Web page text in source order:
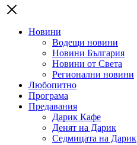
Новини
Водещи новини
Новини България
Новини от Света
Регионални новини
Любопитно
Програма
Предавания
Дарик Кафе
Денят на Дарик
Седмицата на Дарик